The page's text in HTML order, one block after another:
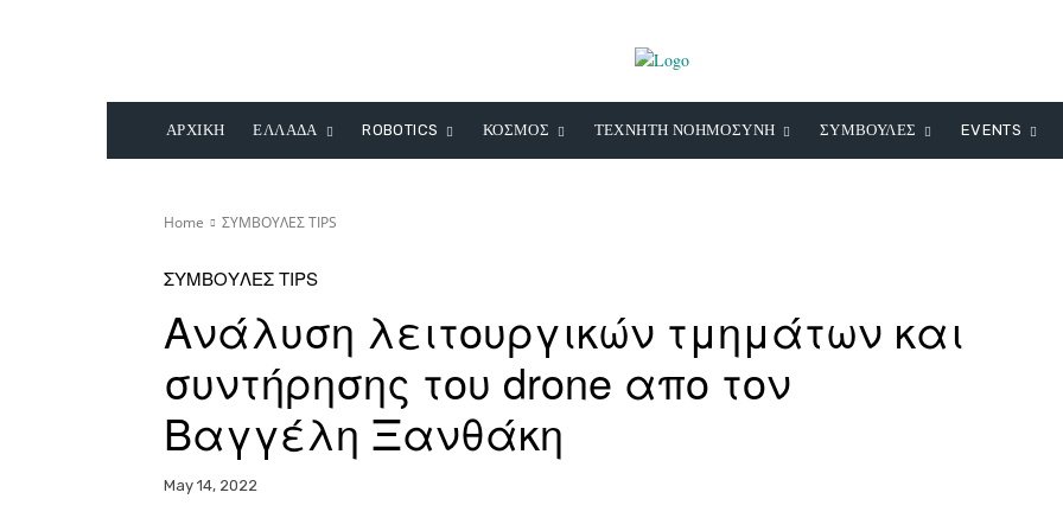
ΑΡΧΙΚΗ ΕΛΛΑΔΑ ROBOTICS ΚΟΣΜΟΣ ΤΕΧΝΗΤΗ ΝΟΗΜΟΣΥΝΗ ΣΥΜΒΟΥΛΕΣ EVENTS
Home ΣΥΜΒΟΥΛΕΣ TIPS
ΣΥΜΒΟΥΛΕΣ TIPS
Ανάλυση λειτουργικών τμημάτων και
συντήρησης του drone απο τον
Βαγγέλη Ξανθάκη
May 14, 2022